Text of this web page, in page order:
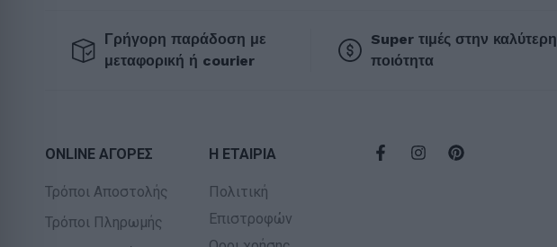
Γρήγορη παράδοση με
μεταφορική ή courier
Super τιμές στην καλύτερη
ποιότητα
ONLINE ΑΓΟΡΕΣ
Τρόποι Αποστολής
Τρόποι Πληρωμής
Η ΕΤΑΙΡΙΑ
Πολιτική
Επιστροφών